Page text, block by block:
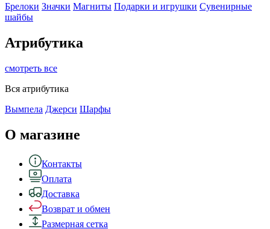
Брелоки Значки Магниты Подарки и игрушки Сувенирные
шайбы
Атрибутика
смотреть все
Вся атрибутика
Вымпела Джерси Шарфы
О магазине
Контакты
Оплата
Доставка
Возврат и обмен
Размерная сетка